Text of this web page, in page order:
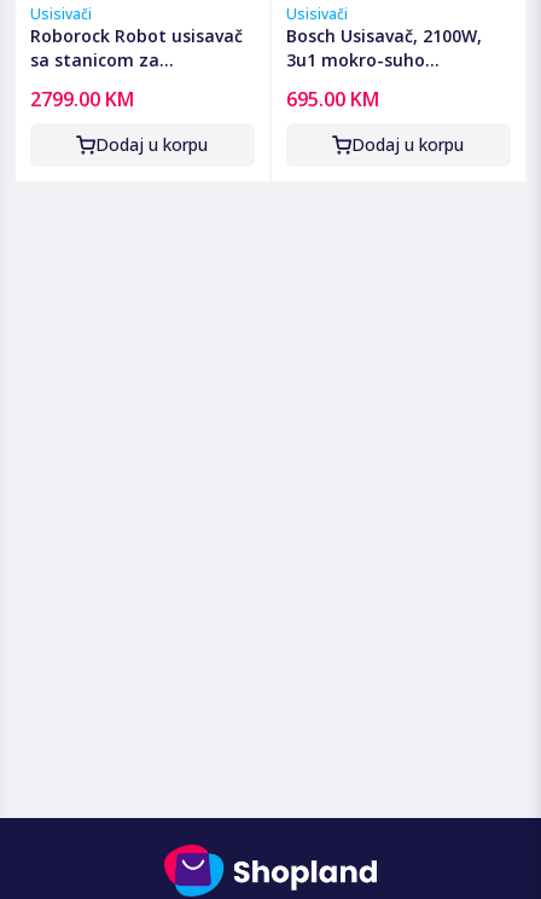
Usisivači
Roborock Robot usisavač
sa stanicom za
25.000 Pa - Qrevo Edge 2
2799.00 KM
Dodaj u korpu
Usisivači
Bosch Usisavač, 2100W,
3u1 mokro-suho
BWD421PET
695.00 KM
Dodaj u korpu